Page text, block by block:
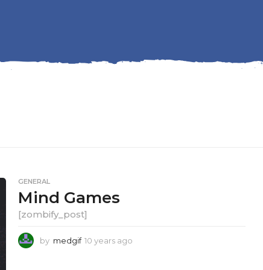
GENERAL
Mind Games
[zombify_post]
by medgif 10 years ago